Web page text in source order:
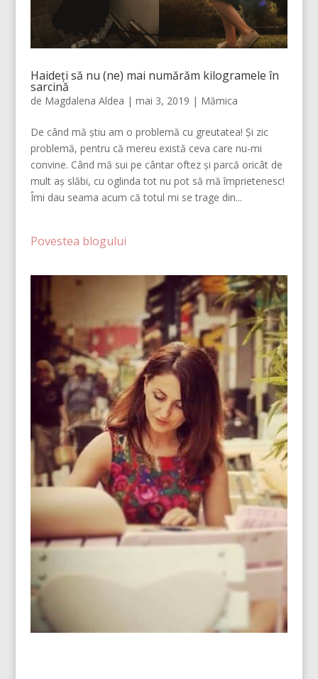
Haideți să nu (ne) mai numărăm kilogramele în
sarcină
de Magdalena Aldea | mai 3, 2019 | Mămica
De când mă știu am o problemă cu greutatea! Și zic
problemă, pentru că mereu există ceva care nu-mi
convine. Când mă sui pe cântar oftez și parcă oricât de
mult aș slăbi, cu oglinda tot nu pot să mă împrietenesc!
Îmi dau seama acum că totul mi se trage din...
Povestea blogului